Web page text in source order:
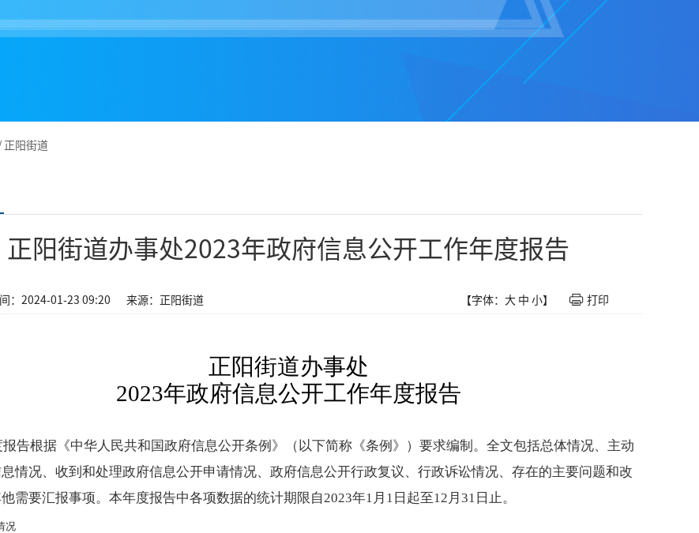
正阳街道
正阳街道办事处2023年政府信息公开工作年度报告
：2024-01-23 09:20 来源：正阳街道 【字体： 大 中 小】 打印
正阳街道办事处
2023年政府信息公开工作年度报告
告根据《中华人民共和国政府信息公开条例》（以下简称《条例》）要求编制。全文包括总体情况、主动
情况、收到和处理政府信息公开申请情况、政府信息公开行政复议、行政诉讼情况、存在的主要问题和改
需要汇报事项。本年度报告中各项数据的统计期限自2023年1月1日起至12月31日止。
况